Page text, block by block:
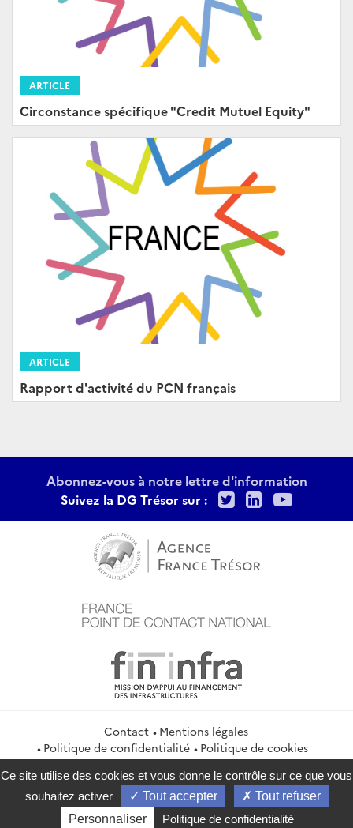
ARTICLE
Circonstance spécifique "Credit Mutuel Equity"
ARTICLE
Rapport d'activité du PCN français
Abonnez-vous à notre lettre d'information
Suivez la DG Trésor sur :
TwitterLinkedIn
Contact
Mentions légales
Politique de confidentialité
Politique de cookies
Gestion des cookies
Flux RSS
service-public.gouv.fr
legifrance.gouv.fr
info.gouv.fr
data.gouv.fr
Ce site utilise des cookies et vous donne le contrôle sur ce que vous
souhaitez activer
Tout accepter
Tout refuser
Personnaliser
Politique de confidentialité